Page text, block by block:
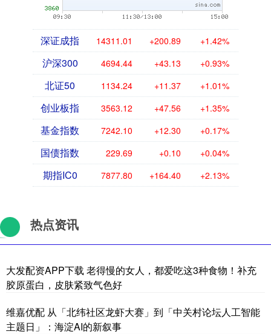
深证成指 14311.01 +200.89 +1.42%
沪深300 4694.44 +43.13 +0.93%
北证50 1134.24 +11.37 +1.01%
创业板指 3563.12 +47.56 +1.35%
基金指数 7242.10 +12.30 +0.17%
国债指数 229.69 +0.10 +0.04%
期指IC0 7877.80 +164.40 +2.13%
热点资讯
大发配资APP下载 老得慢的女人，都爱吃这3种食物！补充
胶原蛋白，皮肤紧致气色好
维嘉优配 从「北纬社区龙虾大赛」到「中关村论坛人工智能
主题日」：海淀AI的新叙事